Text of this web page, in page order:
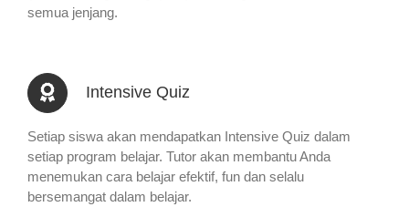
semua jenjang.
Intensive Quiz
Setiap siswa akan mendapatkan Intensive Quiz dalam
setiap program belajar. Tutor akan membantu Anda
menemukan cara belajar efektif, fun dan selalu
bersemangat dalam belajar.